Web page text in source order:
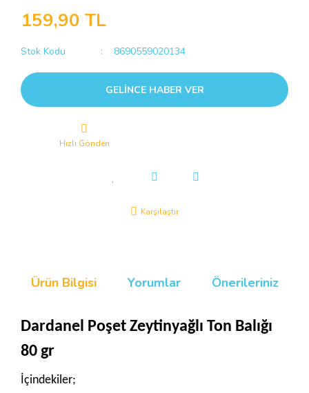
159,90 TL
Stok Kodu 8690559020134
GELİNCE HABER VER
Hızlı Gönderi
Karşılaştır
Ürün Bilgisi Yorumlar Önerileriniz
Dardanel Poşet Zeytinyağlı Ton Balığı
80 gr
İçindekiler;